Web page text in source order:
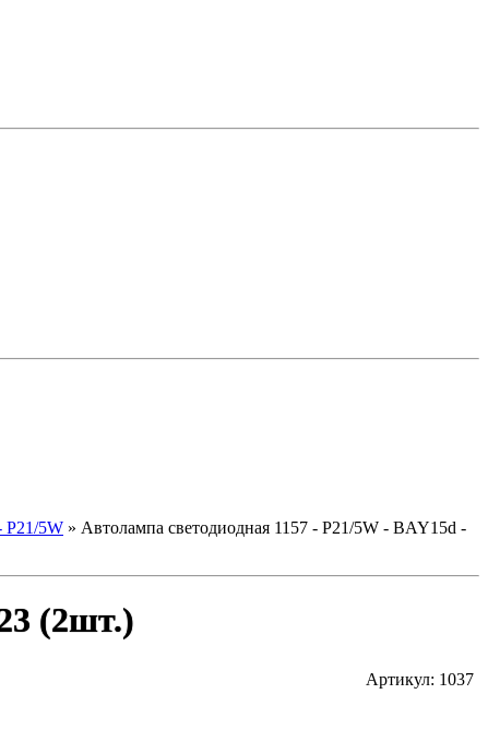
P21/5W » Автолампа светодиодная 1157 - P21/5W - BAY15d -
(2шт.)
Артикул: 1037